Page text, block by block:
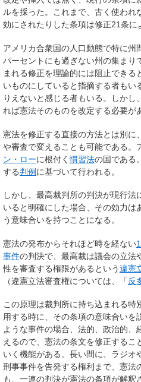
ルを採った。これまで、古く使われ
効にされたりした条項は修正21条に
アメリカ合衆国の人口動態で特に州
パーセントにも過ぎない州の集まり
まれる修正を理論的には阻止できる
いものにしていると指摘する者もい
りえないと感じる者もいる。しか
れば憲法そのものを改定する必要が
憲法を修正する直接の方法とは別に
や審査で変えることも可能である。
ン・ローに根付く慣習法の国である
する判例に基づいて行われる。
しかし、最高裁判所の判決が現行
いると明確にした場合、その効力は
う意味合いを持つことになる。
憲法の発布からそれほど時を経ない
事件の判決で、最高裁は議会の立法
性を審査する権限があるという違憲
（違憲立法審査権については、「 反
この原理は裁判所に持ち込まれる特
用する時に、その条項の意味合いを
ような事件の場合、法的、政治的、
えるので、憲法の条文を修正するこ
いく機能がある。長い間に、ラジオ
刑事事件を告発する権利まで、憲法
も、一連の判決が憲法の条項が解釈